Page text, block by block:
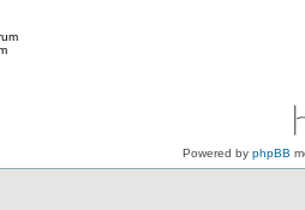
Powered by phpBB